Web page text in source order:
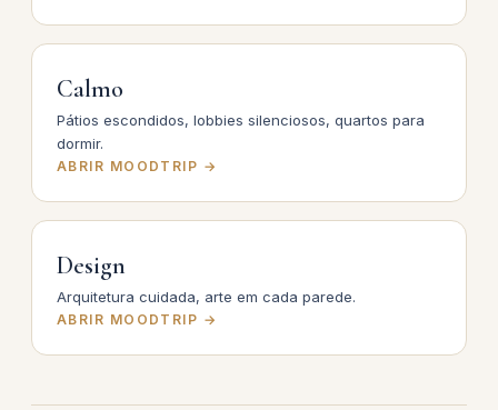
Calmo
Pátios escondidos, lobbies silenciosos, quartos para
dormir.
ABRIR MOODTRIP →
Design
Arquitetura cuidada, arte em cada parede.
ABRIR MOODTRIP →